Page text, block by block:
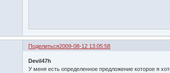
Поделиться2009-08-12 13:05:58
Devil47h
У меня есть определенное предложение которое я